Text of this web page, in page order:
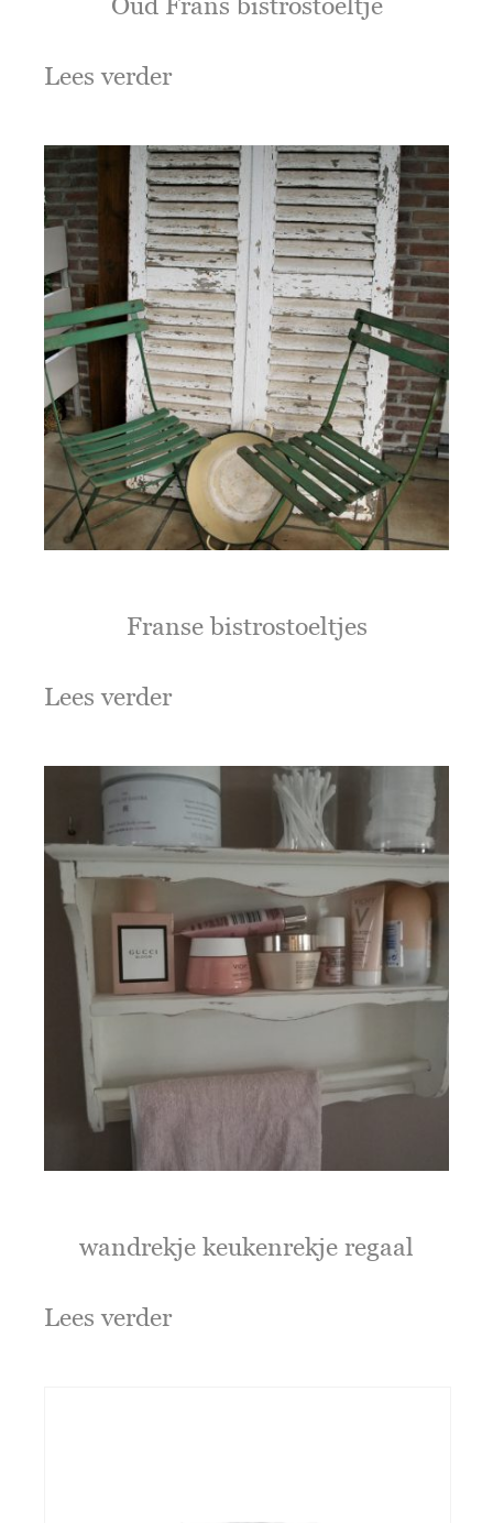
Lees verder
Franse bistrostoeltjes
Lees verder
wandrekje keukenrekje regaal
Lees verder